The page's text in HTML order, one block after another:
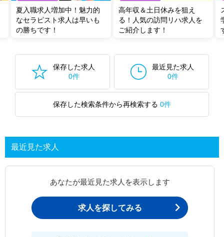
夏入職求人増加中！魅力的
なセラピスト求人は早いも
の勝ちです！
高年収＆土日休みを狙え
る！人気の訪問リハ求人を
ご紹介します！
保存した求人
0件
最近見た求人
0件
保存した検索条件から再検索する 0件
最近見た求人
あなたが最近見た求人を表示します
求人を探してみる